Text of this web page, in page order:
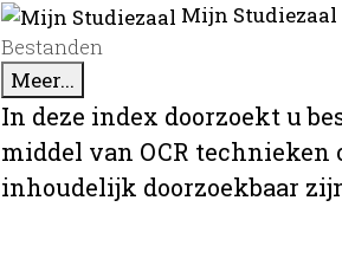
Mijn
Bestanden
Meer...
In deze index doorzoekt u
middel van OCR
inhoudelijk doorzoekbaar